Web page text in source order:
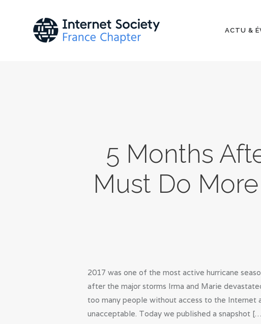
ACTU &
5 Months
Must Do
2017 was one of the most active hurricane
after the major storms Irma and Marie
too many people without access to the Internet
unacceptable. Today we published a snapshot